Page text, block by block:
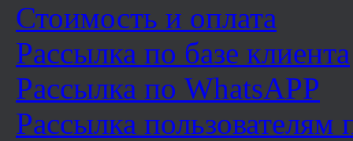
Стоимость и оплата
Рассылка по базе клиента
Рассылка по WhatsAPP
Рассылка